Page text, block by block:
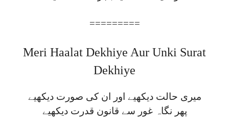
=========
Meri Haalat Dekhiye Aur Unki Surat
Dekhiye
میری حالت دیکھیے اور ان کی صورت دیکھیے
پھر نگاہ غور سے قانون قدرت دیکھیے